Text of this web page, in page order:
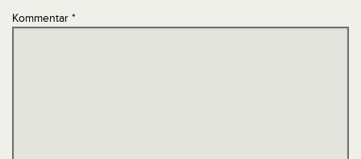
Kommentar *